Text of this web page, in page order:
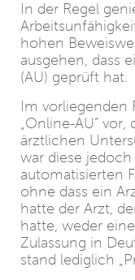
In der Regel
hohen
ausgehen, dass
(AU) geprüft hat.
Im vorliegenden
„Online-AU”
ärztlichen
war diese
automatisierten
ohne dass ein
hatte der Arzt,
hatte, weder
Zulassung in
stand lediglich